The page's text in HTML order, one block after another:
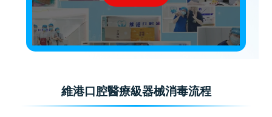
維港口腔醫療級器械消毒流程